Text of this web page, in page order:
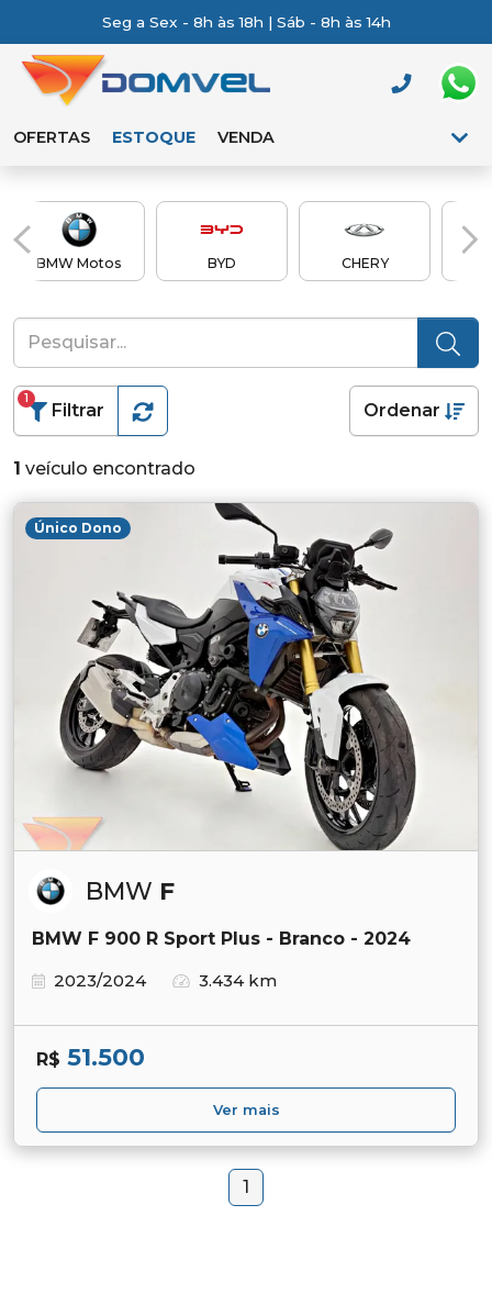
Seg a Sex - 8h às 18h | Sáb - 8h às 14h
OFERTAS ESTOQUE VENDA
BMW Motos BYD CHERY
Filtrar
1
Ordenar
1 veículo encontrado
Único Dono
BMW F
BMW F 900 R Sport Plus - Branco - 2024
2023/2024
3.434 km
R$ 51.500
Ver mais
1